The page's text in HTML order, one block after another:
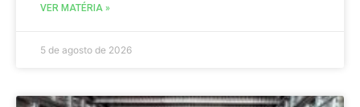
VER MATÉRIA »
5 de agosto de 2026